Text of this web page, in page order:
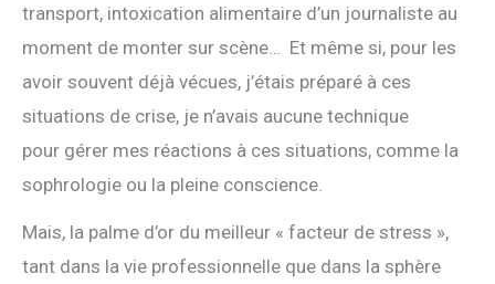
transport, intoxication alimentaire d’un journaliste au
moment de monter sur scène… Et même si, pour les
avoir souvent déjà vécues, j’étais préparé à ces
situations de crise, je n’avais aucune technique
pour gérer mes réactions à ces situations, comme la
sophrologie ou la pleine conscience.
Mais, la palme d’or du meilleur « facteur de stress »,
tant dans la vie professionnelle que dans la sphère